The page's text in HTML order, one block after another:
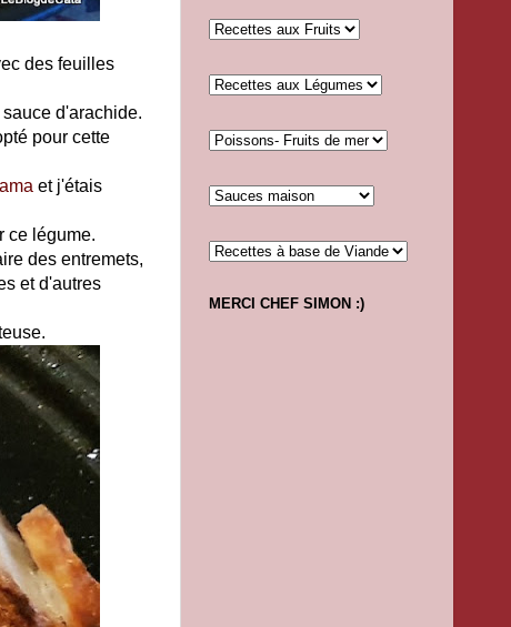
des feuilles
d'arachide.
pour cette
et j'étais
ce légume.
des entremets,
et d'autres
MERCI CHEF SIMON :)